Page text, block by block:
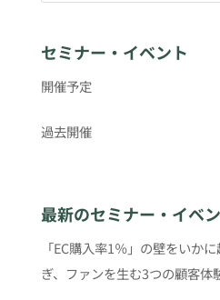
セミナー・イベント
開催予定
過去開催
最新のセミナー・イベ
「EC購入率1％」の壁をいか
ぎ、ファンを生む3つの顧客体